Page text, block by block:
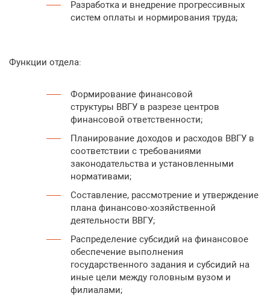
Разработка и внедрение прогрессивных
систем оплаты и нормирования труда;
Функции отдела:
Формирование финансовой
структуры ВВГУ в разрезе центров
финансовой ответственности;
Планирование доходов и расходов ВВГУ в
соответствии с требованиями
законодательства и установленными
нормативами;
Составление, рассмотрение и утверждение
плана финансово-хозяйственной
деятельности ВВГУ;
Распределение субсидий на финансовое
обеспечение выполнения
государственного задания и субсидий на
иные цели между головным вузом и
филиалами;